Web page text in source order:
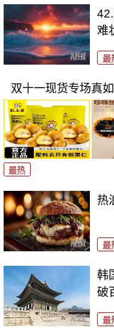
难
最
双十一现货专场真
最热
热
最
韩
破
最